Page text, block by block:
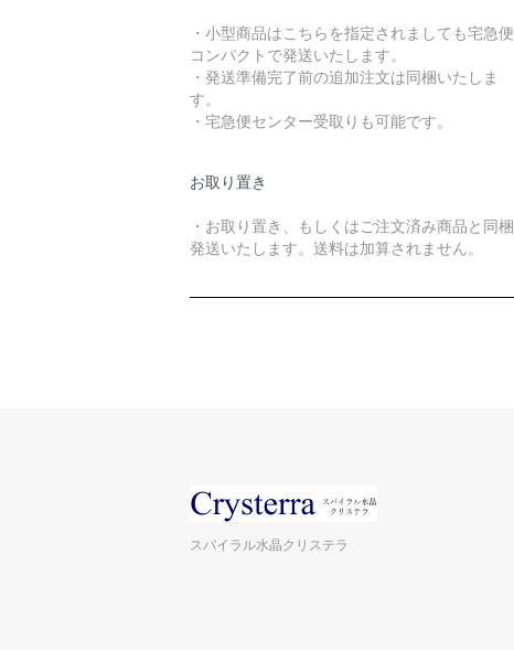
・小型商品はこちらを指定されましても宅急便
コンパクトで発送いたします。
・発送準備完了前の追加注文は同梱いたしま
す。
・宅急便センター受取りも可能です。
お取り置き
・お取り置き、もしくはご注文済み商品と同梱
発送いたします。送料は加算されません。
スパイラル水晶クリステラ